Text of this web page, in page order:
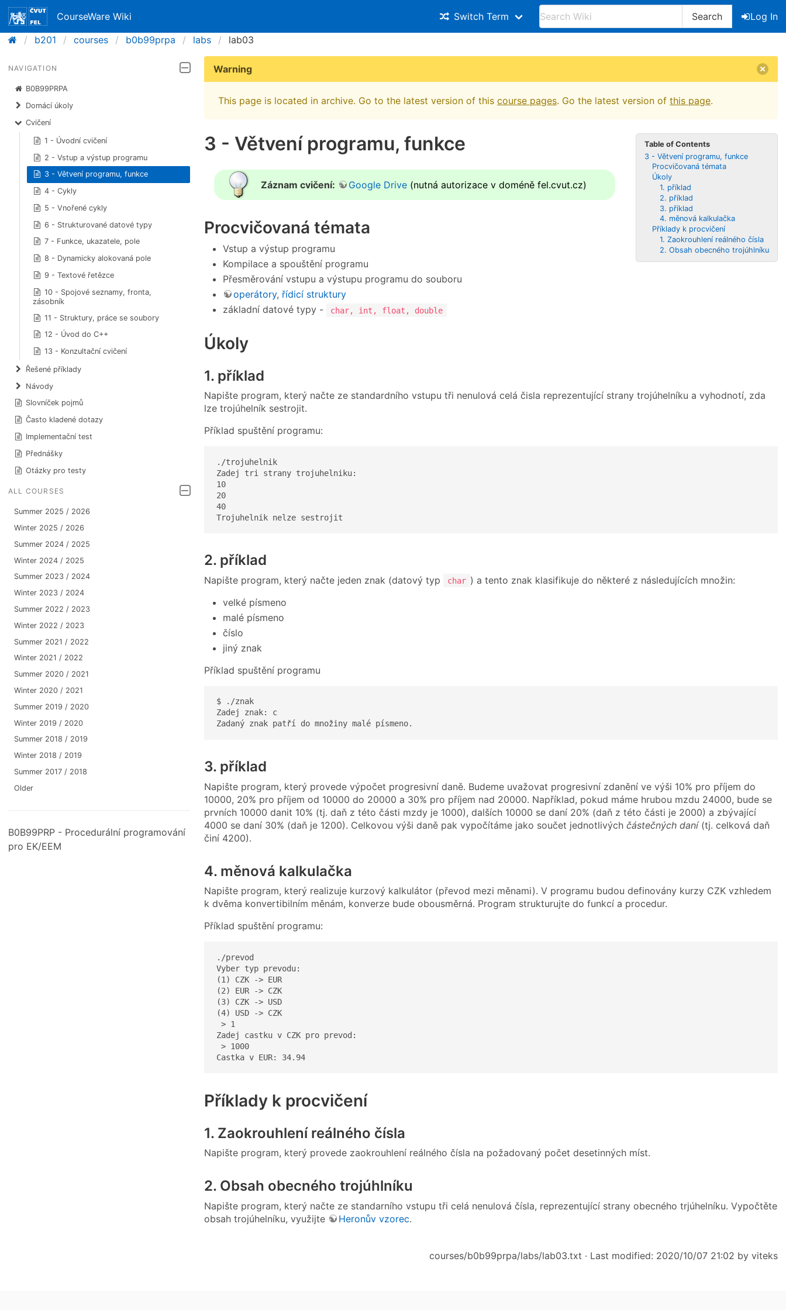
CourseWare Wiki Switch Term Search
Log In
b201
courses b0b99prpa labs lab03
NAVIGATION
B0B99PRPA
Domácí úkoly
Cvičení
1 - Úvodní cvičení
2 - Vstup a výstup programu
3 - Větvení programu, funkce
4 - Cykly
5 - Vnořené cykly
6 - Strukturované datové typy
7 - Funkce, ukazatele, pole
8 - Dynamicky alokovaná pole
9 - Textové řetězce
10 - Spojové seznamy, fronta,
zásobník
11 - Struktury, práce se soubory
12 - Úvod do C++
13 - Konzultační cvičení
Řešené příklady
Návody
Slovníček pojmů
Často kladené dotazy
Implementační test
Přednášky
Otázky pro testy
ALL COURSES
Summer 2025 / 2026
Winter 2025 / 2026
Summer 2024 / 2025
Winter 2024 / 2025
Summer 2023 / 2024
Winter 2023 / 2024
Summer 2022 / 2023
Winter 2022 / 2023
Summer 2021 / 2022
Winter 2021 / 2022
Summer 2020 / 2021
Winter 2020 / 2021
Summer 2019 / 2020
Winter 2019 / 2020
Summer 2018 / 2019
Winter 2018 / 2019
Summer 2017 / 2018
Older
B0B99PRP - Procedurální programování
pro EK/EEM
Warning
This page is located in archive. Go to the latest version of this course pages. Go the latest version of this page.
Table of Contents
3 - Větvení programu, funkce
Procvičovaná témata
Úkoly
1. příklad
2. příklad
3. příklad
4. měnová kalkulačka
Příklady k procvičení
1. Zaokrouhlení reálného čísla
2. Obsah obecného trojúhlníku
3 - Větvení programu, funkce
Záznam cvičení: Google Drive(nutná autorizace v doméně fel.cvut.cz)
Procvičovaná témata
Vstup a výstup programu
Kompilace a spouštění programu
Přesměrování vstupu a výstupu programu do souboru
operátory, řídicí struktury
základní datové typy -
char, int, float, double
Úkoly
1. příklad
Napište program, který načte ze standardního vstupu tři nenulová celá čisla reprezentující strany trojúhelníku a vyhodnotí, zda
lze trojúhelník sestrojit.
Příklad spuštění programu:
./trojuhelnik
Zadej tri strany trojuhelniku:
10
20
40
Trojuhelnik nelze sestrojit
2. příklad
Napište program, který načte jeden znak (datový typ char ) a tento znak klasifikuje do některé z následujících množin:
velké písmeno
malé písmeno
číslo
jiný znak
Příklad spuštění programu
$ ./znak
Zadej znak: c
Zadaný znak patří do množiny malé písmeno.
3. příklad
Napište program, který provede výpočet progresivní daně. Budeme uvažovat progresivní zdanění ve výši 10% pro příjem do
10000, 20% pro příjem od 10000 do 20000 a 30% pro příjem nad 20000. Například, pokud máme hrubou mzdu 24000, bude se
prvních 10000 danit 10% (tj. daň z této části mzdy je 1000), dalších 10000 se daní 20% (daň z této části je 2000) a zbývající
4000 se daní 30% (daň je 1200). Celkovou výši daně pak vypočítáme jako součet jednotlivých částečných daní(tj. celková daň
činí 4200).
4. měnová kalkulačka
Napište program, který realizuje kurzový kalkulátor (převod mezi měnami). V programu budou definovány kurzy CZK vzhledem
k dvěma konvertibilním měnám, konverze bude obousměrná. Program strukturujte do funkcí a procedur.
Příklad spuštění programu:
./prevod
Vyber typ prevodu:
(1) CZK -> EUR
(2) EUR -> CZK
(3) CZK -> USD
(4) USD -> CZK
> 1
Zadej castku v CZK pro prevod:
> 1000
Castka v EUR: 34.94
Příklady k procvičení
1. Zaokrouhlení reálného čísla
Napište program, který provede zaokrouhlení reálného čísla na požadovaný počet desetinných míst.
2. Obsah obecného trojúhlníku
Napište program, který načte ze standarního vstupu tři celá nenulová čísla, reprezentující strany obecného trjúhelníku. Vypočtěte
obsah trojúhelníku, využijte
Heronův vzorec.
courses/b0b99prpa/labs/lab03.txt · Last modified: 2020/10/07 21:02 by viteks